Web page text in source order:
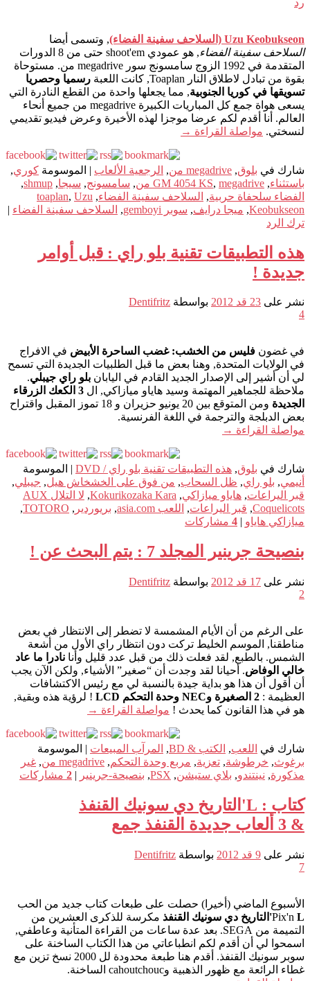
Uzu Keobukseon (السلاحف سفينة الفضاء)
, وتسمى أيضا
السلاحف سفينة الفضاء
, هو عمودي shoot'em حتى من 8 الدورات
المتقدمة في 1992 الزوج سامسونج سور megadrive من. مستوحاة
بقوة من تبادل لاطلاق النار Toaplan, كانت اللعبة
رسميا وحصريا
تسويقها في كوريا الجنوبية, مما يجعلها واحدة من القطع النادرة التي
يسعى هواة جمع كل المباريات الكبيرة megadrive من جميع أنحاء
العالم. أنا أقدم لكم عرضا موجزا لهذه الأخيرة وعرض فيديو تقديمي
لنسختي. مواصلة القراءة →
شارك في بلوق, megadrive من , الرجعية الألعاب | الموسومة كوري,
باستثناء,
GM 4054 KS, megadrive من , سامسونج, سيجا,
shmup
,
الفضاء سلحفاة حربية, السلاحف سفينة الفضاء,
toaplan, Uzu
Keobukseon
, ميجا درايف, سوبر gemboyi , السلاحف سفينة الفضاء |
ترك الرد
هذه التطبيقات تقنية بلو راي : قبل أوامر
جديدة !
نشر على 23 قد 2012 بواسطة Dentifritz
4
في غضون فليس من الخشب: غضب الساحرة الأبيض في الافراج
في الولايات المتحدة, وهنا بعض ما قبل الطلبيات الجديدة التي تسمح
لي أن أشير إلى الإصدار الجديد القادم في اليابان بلو راي جيبلي.
ملاحظة للجماهير المهتمة وسيد هاياو ميازاكي, ال
3 الكعك الزرقاء
الجديدة
ومن المتوقع بين 20 يونيو حزيران و 18 تموز المقبل واقتراح
بعض الدبلجة والترجمة في اللغة الفرنسية.
مواصلة القراءة →
شارك في بلوق, هذه التطبيقات تقنية بلو راي / DVD
الموسومة
أنيمي, بلو راي, ظل السحاب, من فوق على الخشخاش هيل, جيبلي,
قبر اليراعات, هاياو ميازاكي,
Kokurikozaka Kara
,
لا التلال AUX
Coquelicots
, قبر اليراعات, اللعب asia.com , بريوردير ,
TOTORO
,
ميازاكي هاياو
4 مشاركات
بنصيحة جرينير المجلد 7 : يتم البحث عن !
نشر على 17 قد 2012 بواسطة Dentifritz
2
على الرغم من أن الأيام المشمسة لا تضطر إلى الانتظار في بعض
مناطقنا, الموسم الخليط تركت دون انتظار راي الأول من أشعة
الشمس. بالطبع, لقد فعلت ذلك من قبل عدد قليل وأنا نادرا ما عاد
خالي الوفاض. أحيانا لقد وجدت أن “صغير” الأشياء, ولكن الآن يجب
أن أقول أن هذا هو بداية جيدة بالنسبة لي مع رئيس الاكتشافات
العظيمة :
! لرؤية هذه وبقية,
هو في هذا القانون كما يحدث ! مواصلة القراءة →
شارك في اللعب, الكتب & BD , المرآب المبيعات | الموسومة
برغوث, خرطوشة, تعزية, مربع وحدة التحكم, megadrive من , غير
مذكورة, نينتندو, بلاي ستيشن,
PSX
, بنصيحة-جرينير |
2 مشاركات
كتاب : L'التاريخ دي سونيك القنفذ
& 3 ألعاب جديدة القنفذ جمع
نشر على 9 قد 2012 بواسطة Dentifritz
7
الأسبوع الماضي (أخيرا) حصلت على طبعات كتاب جديد من الحب
Pix'n L'التاريخ دي سونيك القنفذ
مكرسة للذكرى العشرين من
التميمة من SEGA. بعد عدة ساعات من القراءة المتأنية وعاطفي,
اسمحوا لي أن أقدم لكم انطباعاتي من هذا الكتاب الساخنة على
سوبر سونيك القنفذ. أقدم هنا طبعة محدودة لل 2000 نسخ تزين مع
غطاء الرائعة مع ظهور الذهبية وcahoutchouc الساخنة.